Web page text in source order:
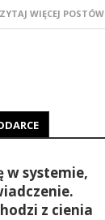
WIĘCEJ POSTÓW
w systemie,
z cienia